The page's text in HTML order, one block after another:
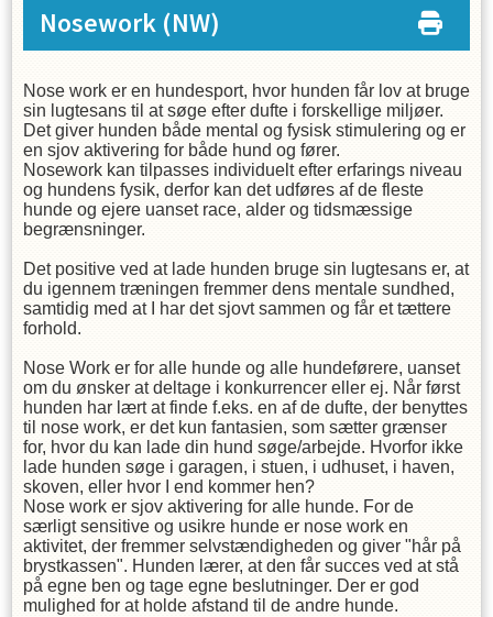
Nosework (NW)
Nose work er en hundesport, hvor hunden får lov at bruge
sin lugtesans til at søge efter dufte i forskellige miljøer.
Det giver hunden både mental og fysisk stimulering og er
en sjov aktivering for både hund og fører.
Nosework kan tilpasses individuelt efter erfarings niveau
og hundens fysik, derfor kan det udføres af de fleste
hunde og ejere uanset race, alder og tidsmæssige
begrænsninger.
Det positive ved at lade hunden bruge sin lugtesans er, at
du igennem træningen fremmer dens mentale sundhed,
samtidig med at I har det sjovt sammen og får et tættere
forhold.
Nose Work er for alle hunde og alle hundeførere, uanset
om du ønsker at deltage i konkurrencer eller ej. Når først
hunden har lært at finde f.eks. en af de dufte, der benyttes
til nose work, er det kun fantasien, som sætter grænser
for, hvor du kan lade din hund søge/arbejde. Hvorfor ikke
lade hunden søge i garagen, i stuen, i udhuset, i haven,
skoven, eller hvor I end kommer hen?
Nose work er sjov aktivering for alle hunde. For de
særligt sensitive og usikre hunde er nose work en
aktivitet, der fremmer selvstændigheden og giver "hår på
brystkassen". Hunden lærer, at den får succes ved at stå
på egne ben og tage egne beslutninger. Der er god
mulighed for at holde afstand til de andre hunde.